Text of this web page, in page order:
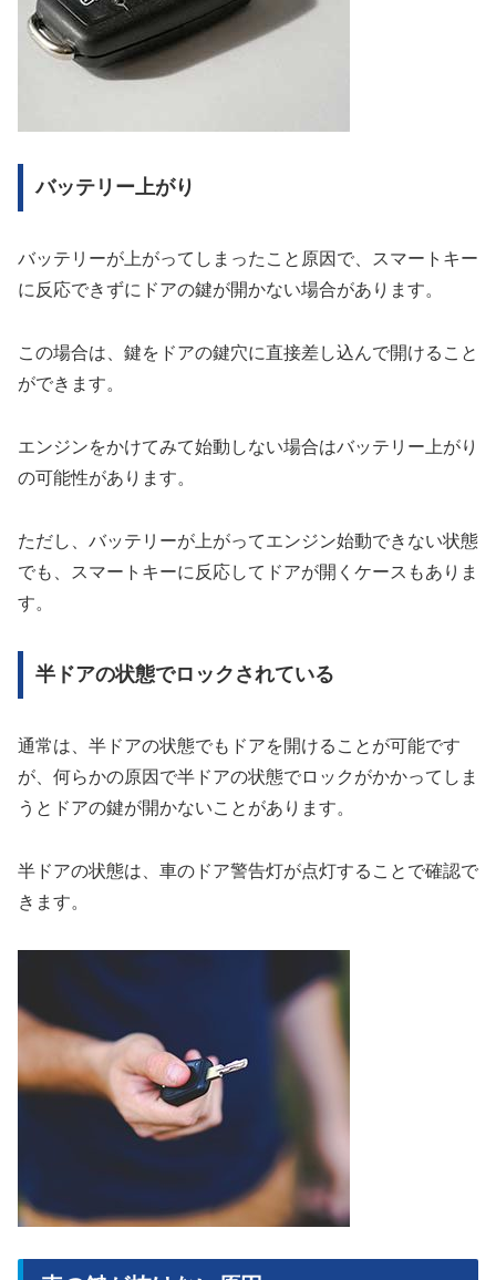
バッテリー上がり
バッテリーが上がってしまったこと原因で、スマートキー
に反応できずにドアの鍵が開かない場合があります。
この場合は、鍵をドアの鍵穴に直接差し込んで開けること
ができます。
エンジンをかけてみて始動しない場合はバッテリー上がり
の可能性があります。
ただし、バッテリーが上がってエンジン始動できない状態
でも、スマートキーに反応してドアが開くケースもありま
す。
半ドアの状態でロックされている
通常は、半ドアの状態でもドアを開けることが可能です
が、何らかの原因で半ドアの状態でロックがかかってしま
うとドアの鍵が開かないことがあります。
半ドアの状態は、車のドア警告灯が点灯することで確認で
きます。